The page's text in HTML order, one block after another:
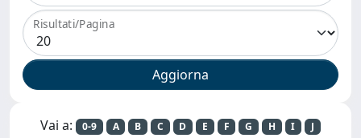
Risultati/Pagina
Vai a: 0-9 A B C D E F G H I
J